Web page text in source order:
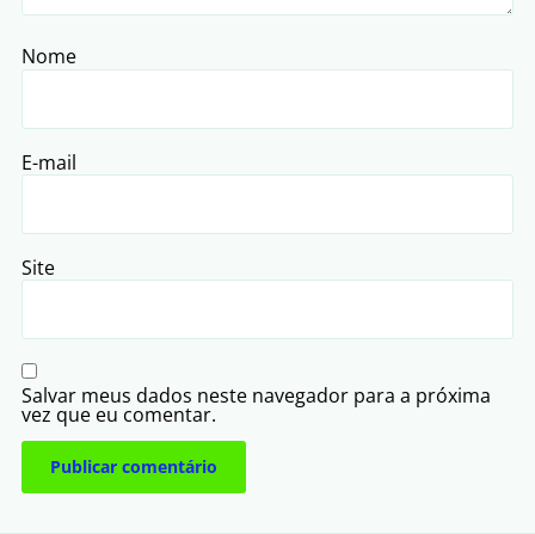
Nome
E-mail
Site
Salvar meus dados neste navegador para a próxima
vez que eu comentar.